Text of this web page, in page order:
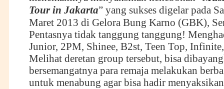
Tour in Jakarta” yang sukses digelar pada
Maret 2013 di Gelora Bung Karno (GBK),
Pentasnya tidak tanggung tanggung!
Junior, 2PM, Shinee, B2st, Teen Top,
Melihat deretan group tersebut, bisa
bersemangatnya para remaja melakukan
untuk menabung agar bisa hadir